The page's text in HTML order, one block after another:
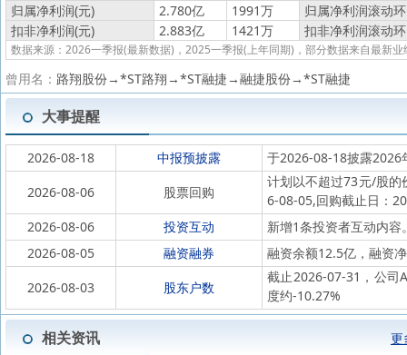
归属净利润(元)
2.780亿 1991万
归属净利润滚动
扣非净利润(元)
2.883亿 1421万 扣非净利润滚动
数据来源：2026一季报(最新数据)，2025一季报(上年同期)，部分数据来自最新业
曾用名： 路翔股份→*ST路翔→*ST融捷→融捷股份→*ST融捷
大事提醒
2026-08-18 中报预披露
于2026-08-18披露2026
2026-08-06
股票回购
计划以不超过73元/股的
6-08-05,回购截止日：
2026-08-06
投资互动
新增1条投资者互动内容
2026-08-05
融资融券
融资余额12.5亿，融资
2026-08-03
股东户数
截止2026-07-31，公司
度约-10.27%
相关资讯 更